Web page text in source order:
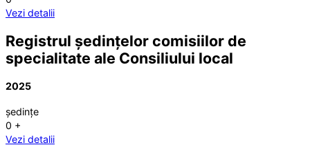
Vezi detalii
Registrul ședințelor comisiilor de
specialitate ale Consiliului local
2025
ședințe
0 +
Vezi detalii